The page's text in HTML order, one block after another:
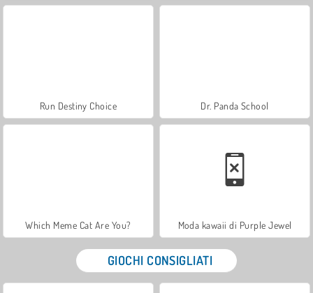
Run Destiny Choice Dr. Panda School
Which Meme Cat Are You? Moda kawaii di Purple Jewel
GIOCHI CONSIGLIATI